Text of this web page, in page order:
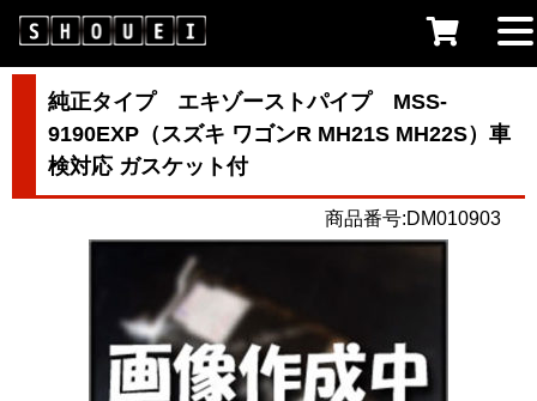
純正タイプ エキゾーストパイプ MSS-
9190EXP（スズキ ワゴンR MH21S MH22S）車
検対応 ガスケット付
商品番号:DM010903